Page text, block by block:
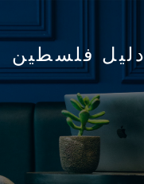
دليل فلسطين